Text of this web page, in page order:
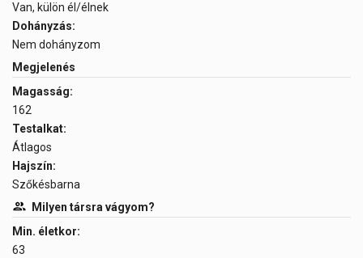
Van, külön él/élnek
Dohányzás:
Nem dohányzom
Megjelenés
Magasság:
162
Testalkat:
Átlagos
Hajszín:
Szőkésbarna
Milyen társra vágyom?
Min. életkor:
63